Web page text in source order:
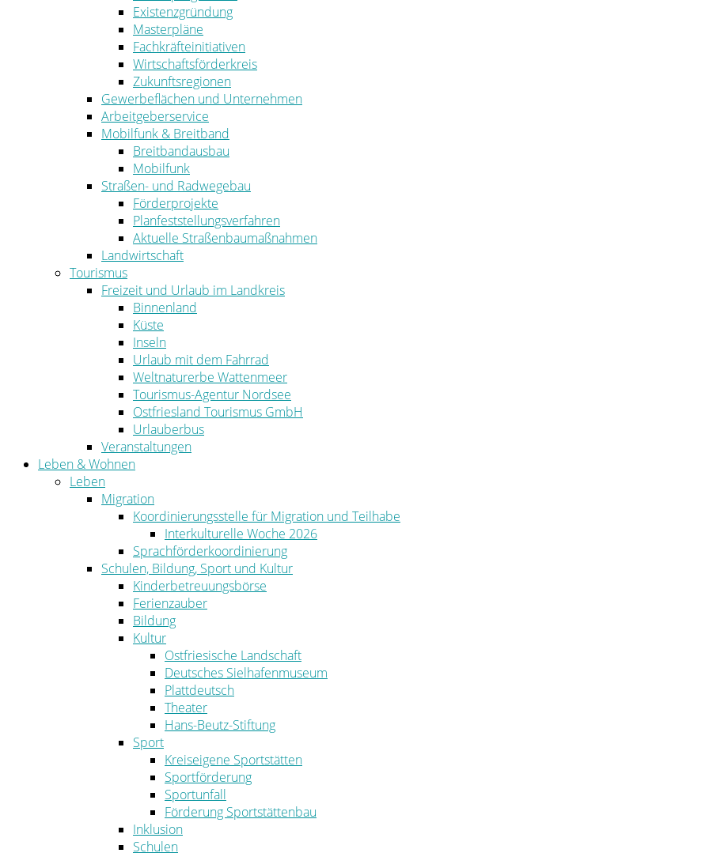
Existenzgründung
Masterpläne
Fachkräfteinitiativen
Wirtschaftsförderkreis
Zukunftsregionen
Gewerbeflächen und Unternehmen
Arbeitgeberservice
Mobilfunk & Breitband
Breitbandausbau
Mobilfunk
Straßen- und Radwegebau
Förderprojekte
Planfeststellungsverfahren
Aktuelle Straßenbaumaßnahmen
Landwirtschaft
Tourismus
Freizeit und Urlaub im Landkreis
Binnenland
Küste
Inseln
Urlaub mit dem Fahrrad
Weltnaturerbe Wattenmeer
Tourismus-Agentur Nordsee
Ostfriesland Tourismus GmbH
Urlauberbus
Veranstaltungen
Leben & Wohnen
Leben
Migration
Koordinierungsstelle für Migration und Teilhabe
Interkulturelle Woche 2026
Sprachförderkoordinierung
Schulen, Bildung, Sport und Kultur
Kinderbetreuungsbörse
Ferienzauber
Bildung
Kultur
Ostfriesische Landschaft
Deutsches Sielhafenmuseum
Plattdeutsch
Theater
Hans-Beutz-Stiftung
Sport
Kreiseigene Sportstätten
Sportförderung
Sportunfall
Förderung Sportstättenbau
Inklusion
Schulen